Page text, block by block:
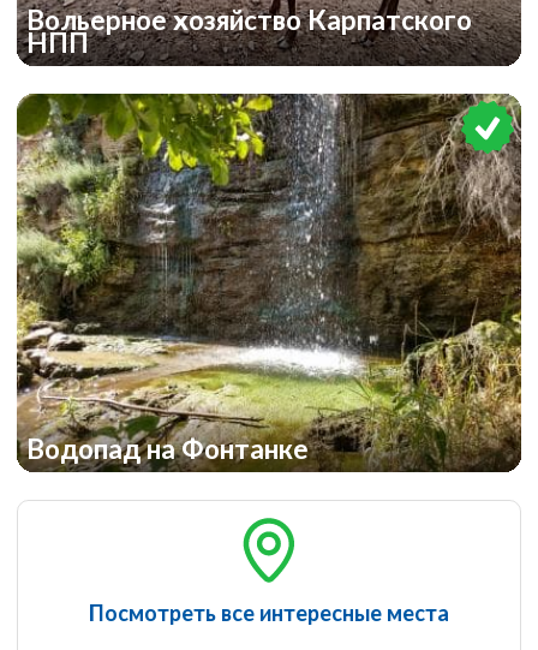
Вольерное хозяйство Карпатского
НПП
Водопад на Фонтанке
Посмотреть все интересные места